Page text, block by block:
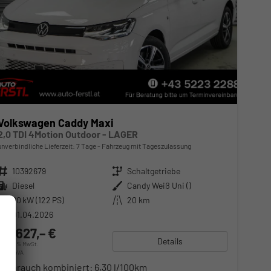
Caddy Maxi
TDI 4Motion Outdoor - LAGER
Lieferzeit: 7 Tage Fahrzeug mit Tageszulassung
Fahrzeugnr. 10392679 Getriebe Schaltgetriebe
Kraftstoff Diesel Außenfarbe Candy Weiß Uni ()
90 kW (122 PS) Kilometerstand 20 km
01.04.2026
50.627,– €
incl. 20% MwSt.
inkl. NoVA
Details
Verbrauch kombiniert: 6,30 l/100km